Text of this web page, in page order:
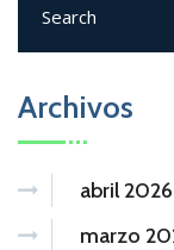
Archivos
abril 2026
marzo